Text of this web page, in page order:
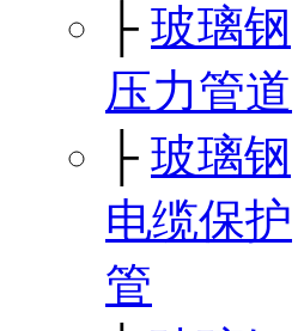
├ 玻璃钢
压力管道
├ 玻璃钢
电缆保护
管